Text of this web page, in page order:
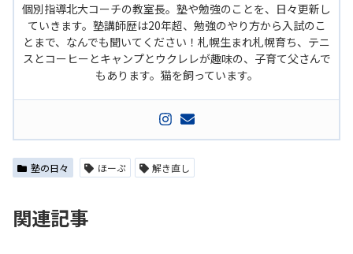
個別指導北大コーチの教室長。塾や勉強のことを、日々更新し
ていきます。塾講師歴は20年超、勉強のやり方から入試のこ
とまで、なんでも聞いてください！札幌生まれ札幌育ち、テニ
スとコーヒーとキャンプとウクレレが趣味の、子育て父さんで
もあります。猫を飼っています。
塾の日々 ほーぷ 解き直し
関連記事